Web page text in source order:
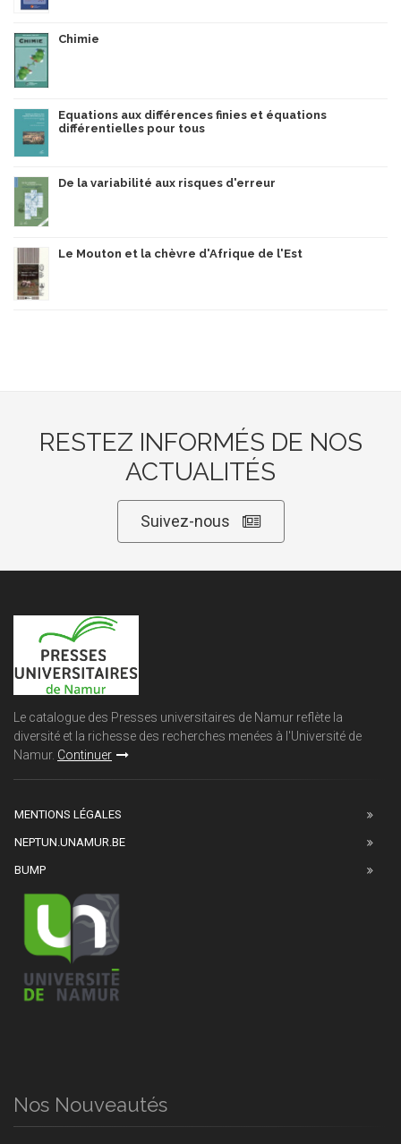
Chimie
Equations aux différences finies et équations
différentielles pour tous
De la variabilité aux risques d'erreur
Le Mouton et la chèvre d'Afrique de l'Est
RESTEZ INFORMÉS DE NOS
ACTUALITÉS
Suivez-nous
Le catalogue des Presses universitaires de Namur reflète la
diversité et la richesse des recherches menées à l'Université de
Namur. Continuer
MENTIONS LÉGALES
NEPTUN.UNAMUR.BE
BUMP
Nos Nouveautés